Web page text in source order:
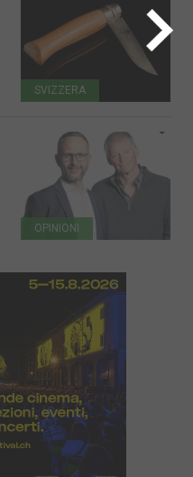
SVIZZERA
OPINIONI